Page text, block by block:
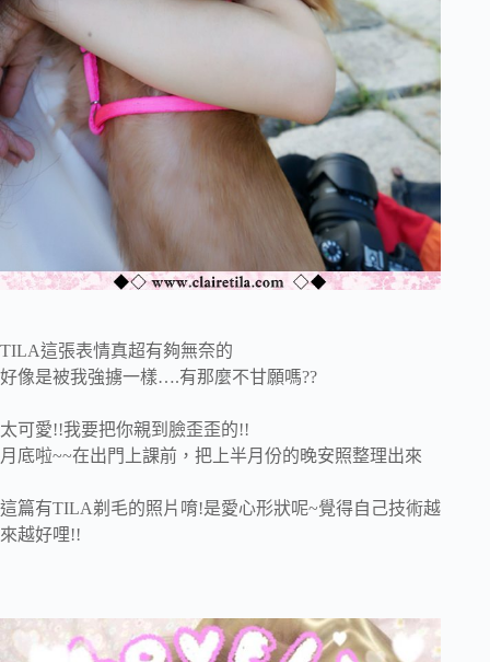
TILA這張表情真超有夠無奈的
好像是被我強擄一樣….有那麼不甘願嗎??
太可愛!!我要把你親到臉歪歪的!!
月底啦~~在出門上課前，把上半月份的晚安照整理出來
這篇有TILA剃毛的照片唷!是愛心形狀呢~覺得自己技術越
來越好哩!!